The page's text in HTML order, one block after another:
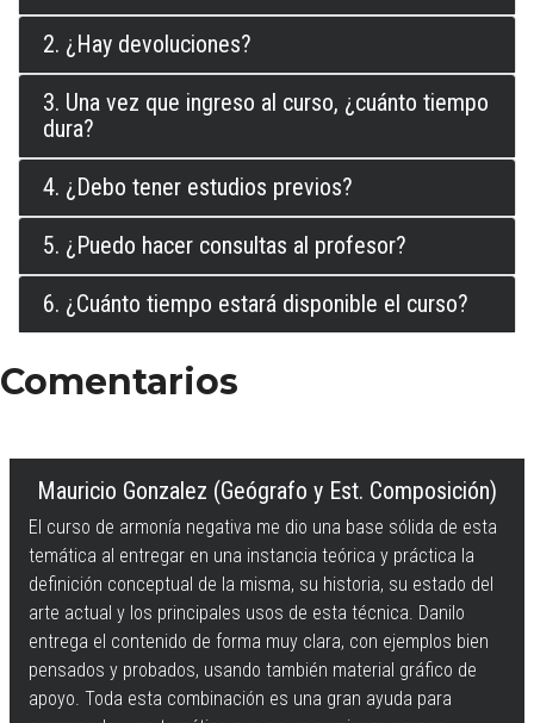
2. ¿Hay devoluciones?
3. Una vez que ingreso al curso, ¿cuánto tiempo
dura?
4. ¿Debo tener estudios previos?
5. ¿Puedo hacer consultas al profesor?
6. ¿Cuánto tiempo estará disponible el curso?
Comentarios
Mauricio Gonzalez (Geógrafo y Est. Composición)
El curso de armonía negativa me dio una base sólida de esta
temática al entregar en una instancia teórica y práctica la
definición conceptual de la misma, su historia, su estado del
arte actual y los principales usos de esta técnica. Danilo
entrega el contenido de forma muy clara, con ejemplos bien
pensados y probados, usando también material gráfico de
apoyo. Toda esta combinación es una gran ayuda para